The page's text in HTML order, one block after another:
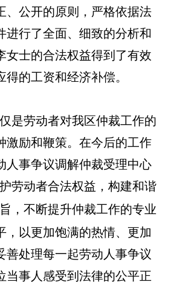
、公开的原则，严格依据法
进行了全面、细致的分析和
女士的合法权益得到了有效
的工资和经济补偿。
是劳动者对我区仲裁工作的
激励和鞭策。在今后的工作
人事争议调解仲裁受理中心
劳动者合法权益，构建和谐
，不断提升仲裁工作的专业
，以更加饱满的热情、更加
善处理每一起劳动人事争议
当事人感受到法律的公平正